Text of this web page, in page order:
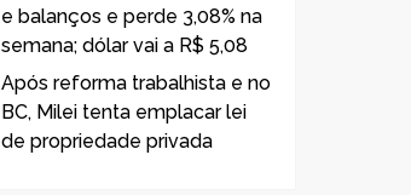
e balanços e perde 3,08% na
semana; dólar vai a R$ 5,08
Após reforma trabalhista e no
BC, Milei tenta emplacar lei
de propriedade privada